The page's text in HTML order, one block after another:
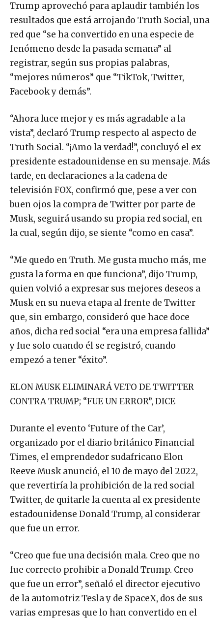
Trump aprovechó para aplaudir también los
resultados que está arrojando Truth Social, una
red que “se ha convertido en una especie de
fenómeno desde la pasada semana” al
registrar, según sus propias palabras,
“mejores números” que “TikTok, Twitter,
Facebook y demás”.
“Ahora luce mejor y es más agradable a la
vista”, declaró Trump respecto al aspecto de
Truth Social. “¡Amo la verdad!”, concluyó el ex
presidente estadounidense en su mensaje. Más
tarde, en declaraciones a la cadena de
televisión FOX, confirmó que, pese a ver con
buen ojos la compra de Twitter por parte de
Musk, seguirá usando su propia red social, en
la cual, según dijo, se siente “como en casa”.
“Me quedo en Truth. Me gusta mucho más, me
gusta la forma en que funciona”, dijo Trump,
quien volvió a expresar sus mejores deseos a
Musk en su nueva etapa al frente de Twitter
que, sin embargo, consideró que hace doce
años, dicha red social “era una empresa fallida”
y fue solo cuando él se registró, cuando
empezó a tener “éxito”.
ELON MUSK ELIMINARÁ VETO DE TWITTER
CONTRA TRUMP; “FUE UN ERROR”, DICE
Durante el evento ‘Future of the Car’,
organizado por el diario británico Financial
Times, el emprendedor sudafricano Elon
Reeve Musk anunció, el 10 de mayo del 2022,
que revertiría la prohibición de la red social
Twitter, de quitarle la cuenta al ex presidente
estadounidense Donald Trump, al considerar
que fue un error.
“Creo que fue una decisión mala. Creo que no
fue correcto prohibir a Donald Trump. Creo
que fue un error”, señaló el director ejecutivo
de la automotriz Tesla y de SpaceX, dos de sus
varias empresas que lo han convertido en el